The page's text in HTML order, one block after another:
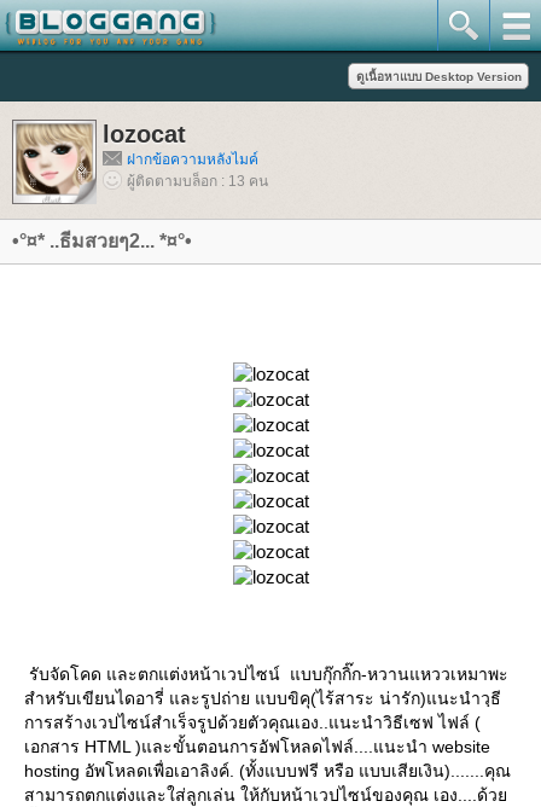
lozocat
ฝากข้อความหลังไมค์
ผู้ติดตามบล็อก : 13 คน
•°¤* ..ธีมสวยๆ2... *¤°•
รับจัดโคด และตกแต่งหน้าเวปไซน์ แบบกุ๊กกิ๊ก-หวานแหววเหมาพะ
สำหรับเขียนไดอารี่ และรูปถ่าย แบบขิคุ(ไร้สาระ น่ารัก)แนะนำวฺธี
การสร้างเวปไซน์สำเร็จรูปด้วยตัวคุณเอง..แนะนำวิธีเซฟ ไฟล์ (
เอกสาร HTML )และขั้นตอนการอัฟโหลดไฟล์....แนะนำ website
hosting อัพโหลดเพื่อเอาลิงค์. (ทั้งแบบฟรี หรือ แบบเสียเงิน).......คุณ
สามารถตกแต่งและใส่ลูกเล่น ให้กับหน้าเวปไซน์ของคุณ เอง....ด้ว